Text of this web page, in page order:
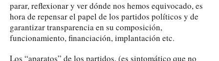
parar, reflexionar y ver dónde nos hemos equivocado, es
hora de repensar el papel de los partidos políticos y de
garantizar transparencia en su composición,
funcionamiento, financiación, implantación etc.
Los “aparatos” de los partidos, (es sintomático que no